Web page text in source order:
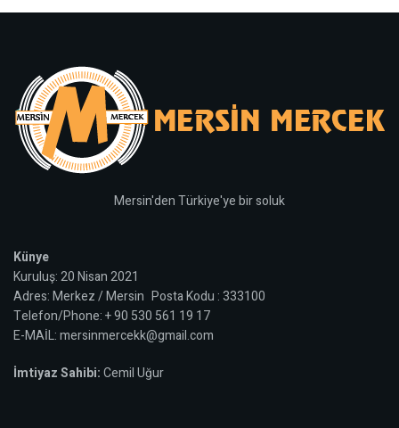
Mersin'den Türkiye'ye bir soluk
Künye
Kuruluş: 20 Nisan 2021
Adres: Merkez / Mersin Posta Kodu : 333100
Telefon/Phone: + 90 530 561 19 17
E-MAİL: mersinmercekk@gmail.com
İmtiyaz Sahibi:Cemil Uğur